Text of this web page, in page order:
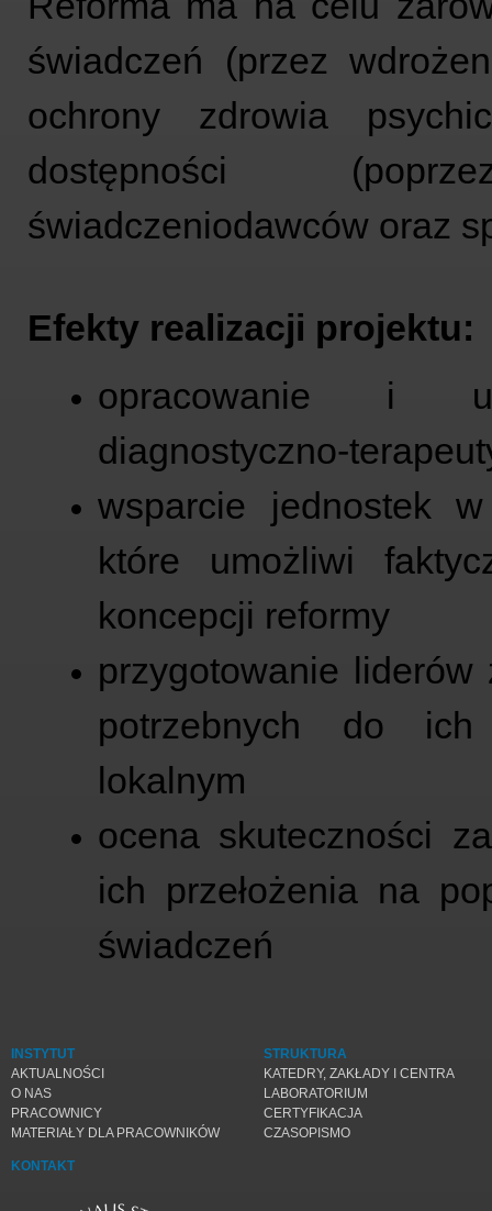
świadczeń (przez
ochrony zdrowia
dostępności
świadczeniodawców oraz
Efekty realizacji projektu:
opracowanie i
diagnostyczno-
wsparcie jednostek
które umożliwi
koncepcji reformy
przygotowanie
potrzebnych do
lokalnym
ocena skuteczności
ich przełożenia na
świadczeń
INSTYTUT
AKTUALNOŚCI
O NAS
PRACOWNICY
MATERIAŁY DLA PRACOWNIKÓW
KONTAKT
STRUKTURA
KATEDRY, ZAKŁADY I CENTRA
LABORATORIUM
CERTYFIKACJA
CZASOPISMO